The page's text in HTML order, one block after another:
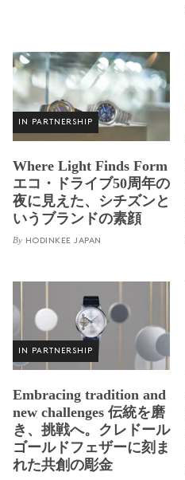
IN PARTNERSHIP
Where Light Finds Form
エコ・ドライブ50周年の
夜に見えた、シチズンと
いうブランドの素顔
By HODINKEE JAPAN
IN PARTNERSHIP
Embracing tradition and
new challenges 伝統を磨
き、挑戦へ。クレドール
ゴールドフェザーに刻ま
れた共創の彫金